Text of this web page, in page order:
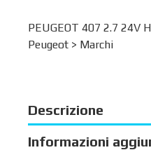
PEUGEOT 407 2.7 24V
Peugeot > Marchi
Descrizione
Informazioni